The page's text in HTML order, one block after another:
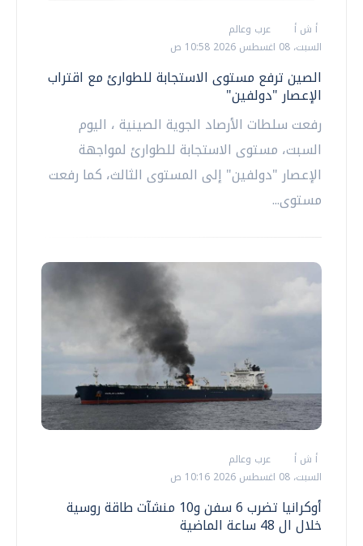
أ ش أ
عرب وعالم
السبت، 08 اغسطس 2026 10:58 ص
الصين ترفع مستوى الاستجابة للطوارئ مع اقتراب
الإعصار "دولفين"
رفعت سلطات الأرصاد الجوية الصينية ، اليوم
السبت، مستوى الاستجابة للطوارئ لمواجهة
الإعصار "دولفين" إلى المستوى الثالث، كما رفعت
مستوى...
أ ش أ
عرب وعالم
السبت، 08 اغسطس 2026 10:16 ص
أوكرانيا تضرب 6 سفن و10 منشآت طاقة روسية
خلال ال 48 ساعة الماضية